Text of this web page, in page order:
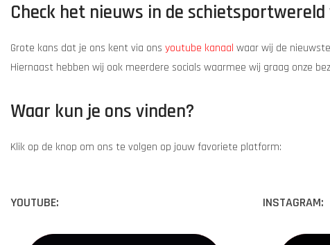
Check het nieuws in de schietsportwereld
Grote kans dat je ons kent via ons youtube kanaal waar wij de
Hiernaast hebben wij ook meerdere socials waarmee wij graag onze
Waar kun je ons vinden?
Klik op de knop om ons te volgen op jouw favoriete platform:
YOUTUBE: INSTAGRAM: